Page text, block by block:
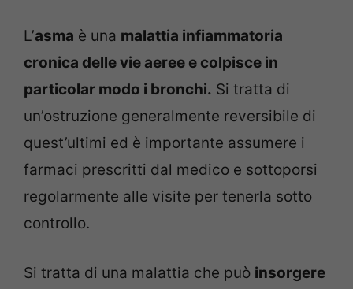
L’asma è una malattia infiammatoria
cronica delle vie aeree e colpisce in
particolar modo i bronchi. Si tratta di
un’ostruzione generalmente reversibile di
quest’ultimi ed è importante assumere i
farmaci prescritti dal medico e sottoporsi
regolarmente alle visite per tenerla sotto
controllo.
Si tratta di una malattia che può insorgere